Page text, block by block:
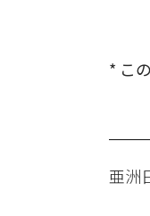
* こ
亜洲